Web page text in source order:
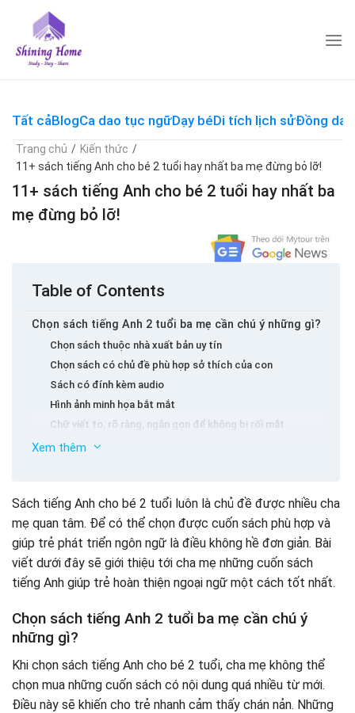
content
Tất cảBlogCa dao tục ngữDạy béDi tích lịch sửĐồng dao
Trang chủ / Kiến thức /
11+ sách tiếng Anh cho bé 2 tuổi hay nhất ba mẹ đừng bỏ lỡ!
11+ sách tiếng Anh cho bé 2 tuổi hay nhất ba
mẹ đừng bỏ lỡ!
Table of Contents
Chọn sách tiếng Anh 2 tuổi ba mẹ cần chú ý những gì?
Chọn sách thuộc nhà xuất bản uy tín
Chọn sách có chủ đề phù hợp sở thích của con
Sách có đính kèm audio
Hình ảnh minh họa bắt mắt
Chữ viết to, rõ ràng, ngắn gọn để không bị rối mắt
11+ sách tiếng Anh cho bé 2 tuổi đáng mua nhất
Sách truyện tranh tiếng Anh The Kissing Hand
Bộ sách cho bé luyện từ vựng Siêu sao tiếng Anh
Tuyển tập bộ sách 101 First Words
Trọn bộ sách tiếng Anh Hooked on Phonics
Bộ sách tiếng Anh cho bé 2 tuổi Amazing Science 1, 2, 3
Bộ sách tiếng Anh cho bé 2 tuổi Family and Friend
Bộ sách tiếng Anh cho bé 2 tuổi My Little Island
Bộ sách tiếng Anh cho bé 2 tuổi Star Readers
Bộ sách học tiếng anh Happy World
Xem thêm
Sách tiếng Anh cho bé 2 tuổi luôn là chủ đề được nhiều cha
mẹ quan tâm. Để có thể chọn được cuốn sách phù hợp và
giúp trẻ phát triển ngôn ngữ là điều không hề đơn giản. Bài
viết dưới đây sẽ giới thiệu tới cha mẹ những cuốn sách
tiếng Anh giúp trẻ hoàn thiện ngoại ngữ một cách tốt nhất.
Chọn sách tiếng Anh 2 tuổi ba mẹ cần chú ý
những gì?
Khi chọn sách tiếng Anh cho bé 2 tuổi, cha mẹ không thể
chọn mua những cuốn sách có nội dung quá nhiều từ mới.
Điều này sẽ khiến cho trẻ nhanh cảm thấy chán nản. Những